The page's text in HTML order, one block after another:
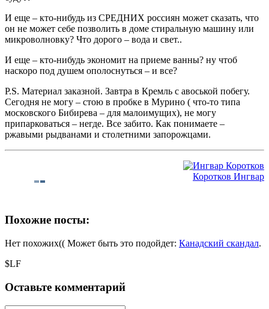
И еще – кто-нибудь из СРЕДНИХ россиян может сказать, что
он не может себе позволить в доме стиральную машину или
микроволновку? Что дорого – вода и свет..
И еще – кто-нибудь экономит на приеме ванны? ну чтоб
наскоро под душем ополоснуться – и все?
P.S. Материал заказной. Завтра в Кремль с авоськой побегу.
Сегодня не могу – стою в пробке в Мурино ( что-то типа
московского Бибирева – для малоимущих), не могу
припарковаться – негде. Все забито. Как понимаете –
ржавыми рыдванами и столетними запорожцами.
Коротков Ингвар
Похожие посты:
Нет похожих(( Может быть это подойдет: Канадский скандал.
$LF
Оставьте комментарий